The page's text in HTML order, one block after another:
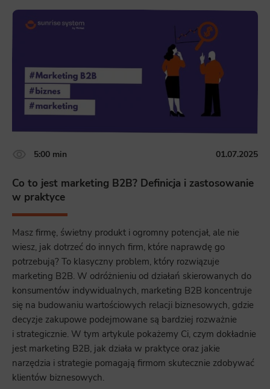
5:00 min 01.07.2025
Co to jest marketing B2B? Definicja i zastosowanie
w praktyce
Masz firmę, świetny produkt i ogromny potencjał, ale nie
wiesz, jak dotrzeć do innych firm, które naprawdę go
potrzebują? To klasyczny problem, który rozwiązuje
marketing B2B. W odróżnieniu od działań skierowanych do
konsumentów indywidualnych, marketing B2B koncentruje
się na budowaniu wartościowych relacji biznesowych, gdzie
decyzje zakupowe podejmowane są bardziej rozważnie
i strategicznie. W tym artykule pokażemy Ci, czym dokładnie
jest marketing B2B, jak działa w praktyce oraz jakie
narzędzia i strategie pomagają firmom skutecznie zdobywać
klientów biznesowych.